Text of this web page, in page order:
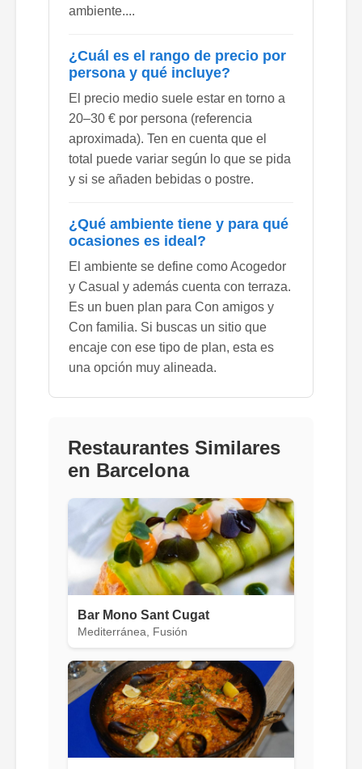
ambiente....
¿Cuál es el rango de precio por
persona y qué incluye?
El precio medio suele estar en torno a
20–30 € por persona (referencia
aproximada). Ten en cuenta que el
total puede variar según lo que se pida
y si se añaden bebidas o postre.
¿Qué ambiente tiene y para qué
ocasiones es ideal?
El ambiente se define como Acogedor
y Casual y además cuenta con terraza.
Es un buen plan para Con amigos y
Con familia. Si buscas un sitio que
encaje con ese tipo de plan, esta es
una opción muy alineada.
Restaurantes Similares
en Barcelona
Bar Mono Sant Cugat
Mediterránea, Fusión